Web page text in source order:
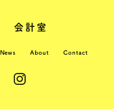
会計室
News About Contact